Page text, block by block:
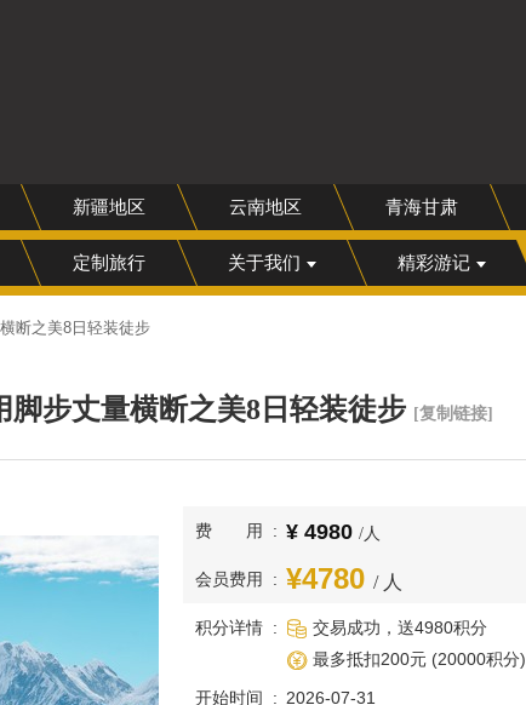
新疆地区 云南地区 青海甘肃
定制旅行 关于我们 精彩游记
断之美8日轻装徒步
脚步丈量横断之美8日轻装徒步 [复制链接]
费用 4980 /人
会员费用 4780 / 人
积分详情
交易成功，送4980积分
最多抵扣200元 (20000积分)
开始时间
2026-07-31